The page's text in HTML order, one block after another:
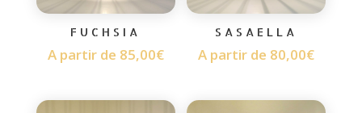
FUCHSIA
A partir de 85,00€
SASAELLA
A partir de 80,00€